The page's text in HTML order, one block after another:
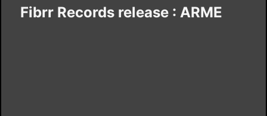
Fibrr Records release : ARME